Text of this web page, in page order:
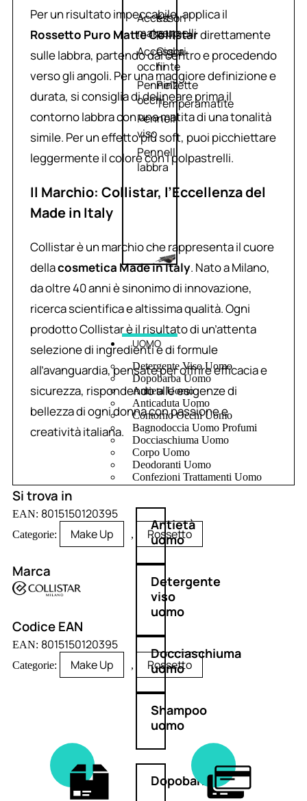
Accessori
make up
Accessori
occhi
Pennelli
occhi
Pennelli
viso
Pennelli
labbra
Kit
pennelli
Ciglia
finte
Pinzette
Temperamatite
UOMO
Detergente Viso Uomo
Dopobarba Uomo
Antieta Uomo
Anticaduta Uomo
Contorno Occhi Uomo
Bagnodoccia Uomo Profumi
Docciaschiuma Uomo
Corpo Uomo
Deodoranti Uomo
Confezioni Trattamenti Uomo
Antietà
uomo
Detergente
viso
uomo
Docciaschiuma
uomo
Shampoo
uomo
Dopobarba
Per un risultato impeccabile, applica il
Rossetto Puro Matte Collistardirettamente
sulle labbra, partendo dal centro e procedendo
verso gli angoli. Per una maggiore definizione e
durata, si consiglia di delineare prima il
contorno labbra con una matita di una tonalità
simile. Per un effetto più soft, puoi picchiettare
leggermente il colore con i polpastrelli.
Il Marchio: Collistar, l’Eccellenza del
Made in Italy
Collistar è un marchio che rappresenta il cuore
dellacosmetica Made in Italy. Nato a Milano,
da oltre 40 anni è sinonimo di innovazione,
ricerca scientifica e altissima qualità. Ogni
prodotto Collistar è il risultato di un’attenta
selezione di ingredienti e di formule
all’avanguardia, pensate per offrire efficacia e
sicurezza, rispondendo alle esigenze di
bellezza di ogni donna con passione e
creatività italiana.
Si trova in
EAN: 8015150120395
Categorie: Make Up , Rossetto
Marca
Codice EAN
EAN: 8015150120395
Categorie: Make Up , Rossetto